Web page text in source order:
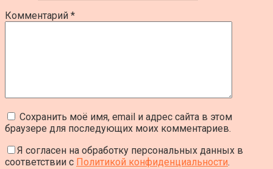
Комментарий *
Сохранить моё имя, email и адрес сайта в этом
браузере для последующих моих комментариев.
Я согласен на обработку персональных данных в
соответствии с Политикой конфиденциальности.